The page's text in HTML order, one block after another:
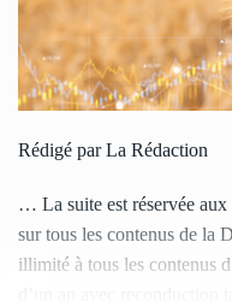
Rédigé par La Rédaction
… La suite est réservée aux
sur tous les contenus de la
illimité à tous les contenus